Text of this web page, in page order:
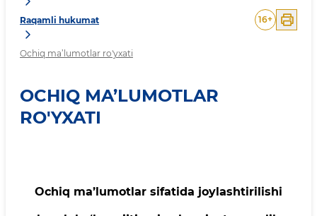
Raqamli hukumat
Ochiq ma’lumotlar ro'yxati
16+
OCHIQ MA’LUMOTLAR
RO'YXATI
Ochiq ma’lumotlar sifatida joylashtirilishi